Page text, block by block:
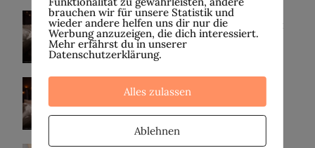
Fehlgeburten | Teil 2: Selbstfürsorge mit
Homöopathie und ätherischen Ölen
16. FEBRUAR 2023
Fehlgeburten | Teil 1: Was du darüber
9. FEBRUAR 2023
brauchen wir für unsere Statistik und
wieder andere helfen uns dir nur die
Werbung anzuzeigen, die dich interessiert.
Mehr erfährst du in unserer
Datenschutzerklärung.
Alles zulassen
Ablehnen